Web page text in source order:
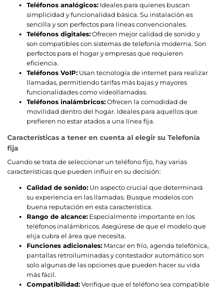
Teléfonos analógicos: Ideales para quienes buscan
simplicidad y funcionalidad básica. Su instalación es
sencilla y son perfectos para líneas convencionales.
Teléfonos digitales:Ofrecen mejor calidad de sonido y
son compatibles con sistemas de telefonía moderna. Son
perfectos para el hogar y empresas que requieren
eficiencia.
Teléfonos VoIP: Usan tecnología de internet para realizar
llamadas, permitiendo tarifas más bajas y mayores
funcionalidades como videollamadas.
Teléfonos inalámbricos:Ofrecen la comodidad de
movilidad dentro del hogar. Ideales para aquellos que
prefieren no estar atados a una línea fija.
Características a tener en cuenta al elegir su Telefonía
fija
Cuando se trata de seleccionar un teléfono fijo, hay varias
características que pueden influir en su decisión:
Calidad de sonido: Un aspecto crucial que determinará
su experiencia en las llamadas. Busque modelos con
buena reputación en esta característica.
Rango de alcance: Especialmente importante en los
teléfonos inalámbricos. Asegúrese de que el modelo que
elija cubra el área que necesita.
Funciones adicionales: Marcar en frío, agenda telefónica,
pantallas retroiluminadas y contestador automático son
solo algunas de las opciones que pueden hacer su vida
más fácil.
Compatibilidad:Verifique que el teléfono sea compatible